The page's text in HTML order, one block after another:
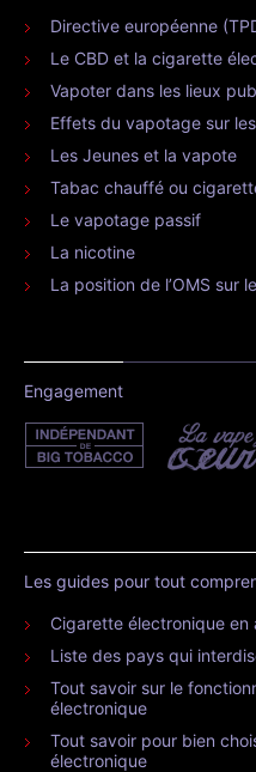
Directive européenne
Le CBD et la cigarette
Vapoter dans les lieux
Effets du vapotage sur
Les Jeunes et la vapote
Tabac chauffé ou
Le vapotage passif
La nicotine
La position de l’OMS sur
Engagement
Les guides pour tout
Cigarette électronique en
Liste des pays qui
Tout savoir sur le
électronique
Tout savoir pour bien
électronique